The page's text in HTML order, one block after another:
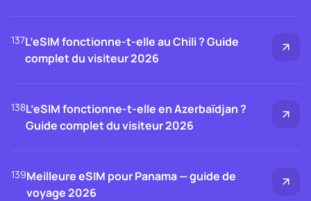
137L’eSIM fonctionne-t-elle au Chili ? Guide
complet du visiteur 2026
138L’eSIM fonctionne-t-elle en Azerbaïdjan ?
Guide complet du visiteur 2026
139Meilleure eSIM pour Panama — guide de
voyage 2026